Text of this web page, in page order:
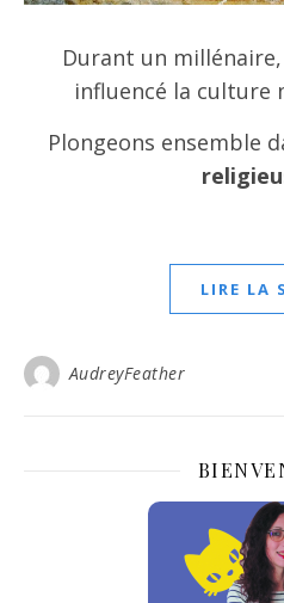
Durant un millénaire,
influencé la culture
Plongeons ensemble
LIRE LA
AudreyFeather